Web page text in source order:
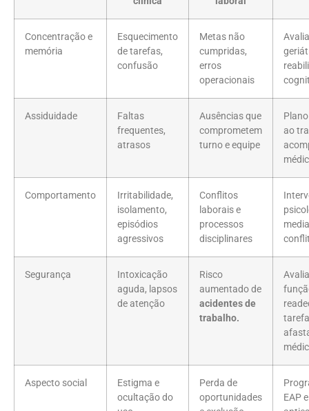
Concentração e
memória
Esquecimento
de tarefas,
confusão
Metas não
cumpridas,
erros
operacionais
Assiduidade
Faltas
frequentes,
atrasos
Ausências que
comprometem
turno e equipe
ao
Comportamento
Irritabilidade,
isolamento,
episódios
agressivos
Conflitos
laborais e
processos
disciplinares
Segurança
Intoxicação
aguda, lapsos
de atenção
Risco
aumentado de
acidentes de
trabalho.
Aspecto social
Estigma e
ocultação do
Perda de
oportunidades
EAP